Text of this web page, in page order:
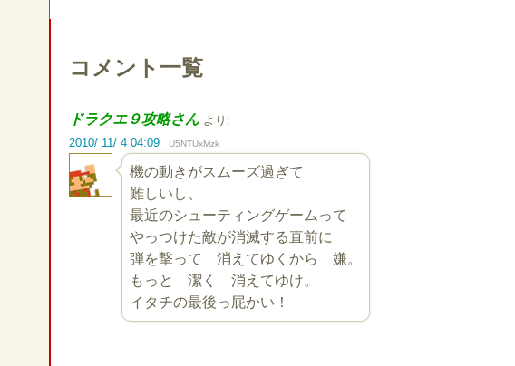
コメント一覧
ドラクエ９攻略さん より:
2010/ 11/ 4 04:09
U5NTUxMzk
機の動きがスムーズ過ぎて
難しいし、
最近のシューティングゲームって
やっつけた敵が消滅する直前に
弾を撃って 消えてゆくから 嫌。
もっと 潔く 消えてゆけ。
イタチの最後っ屁かい！